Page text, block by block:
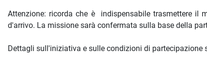
Attenzione: ricorda che è indispensabile trasmettere il
d'arrivo. La missione sarà confermata sulla base della
Dettagli sull'iniziativa e sulle condizioni di partecipazione